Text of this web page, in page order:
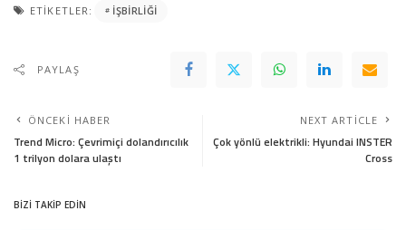
ETIKETLER: IŞBIRLIĞI
PAYLAŞ
ÖNCEKI HABER
Trend Micro: Çevrimiçi dolandırıcılık
1 trilyon dolara ulaştı
NEXT ARTICLE
Çok yönlü elektrikli: Hyundai INSTER
Cross
BİZİ TAKİP EDİN